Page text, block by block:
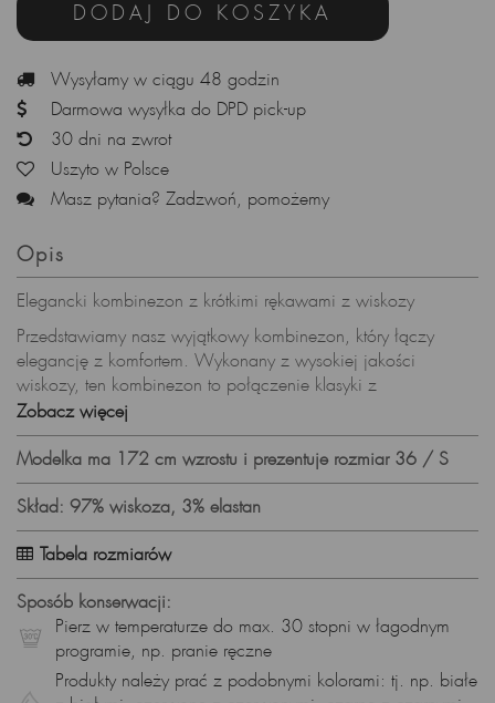
DODAJ DO KOSZYKA
Wysyłamy w ciągu 48 godzin
Darmowa wysyłka do DPD pick-up
30 dni na zwrot
Uszyto w Polsce
Masz pytania? Zadzwoń, pomożemy
Opis
Elegancki kombinezon z krótkimi rękawami z wiskozy
Przedstawiamy nasz wyjątkowy kombinezon, który łączy
elegancję z komfortem. Wykonany z wysokiej jakości
wiskozy, ten kombinezon to połączenie klasyki z
nowoczesnością. Z kopertowym dekoltem i klasycznym
kołnierzykiem, ten model dodaje nuty szyku i wyrafinowania
do każdej letniej stylizacji.
Cechy produktu:
• Kopertowy dekolt z kołnierzykiem
• Pasek podkreślający talię
• Krótkie rękawy
• Uszyty z wiskozy
• Gumka w pasie dla lepszego dopasowania
Zobacz więcej
Modelka ma 172 cm wzrostu i prezentuje rozmiar 36 / S
Skład: 97% wiskoza, 3% elastan
Tabela rozmiarów
Sposób konserwacji:
Pierz w temperaturze do max. 30 stopni w łagodnym
programie, np. pranie ręczne
Produkty należy prać z podobnymi kolorami: tj. np. białe